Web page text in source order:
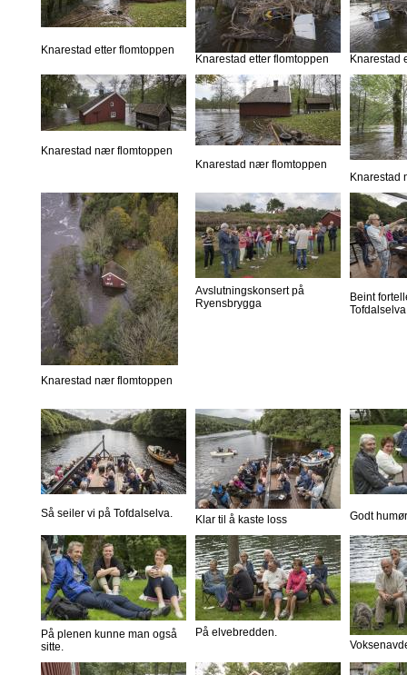
Knarestad etter flomtoppen
Knarestad etter flomtoppen Knarestad
Knarestad nær flomtoppen
Knarestad nær flomtoppen
Knarestad
Knarestad nær flomtoppen
Avslutningskonsert på
Ryensbrygga
Beint
Så seiler vi på Tofdalselva. Klar til å kaste loss Godt
På plenen kunne man også
sitte.
På elvebredden.